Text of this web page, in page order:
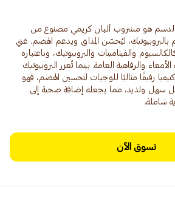
الدسم هو مشروب ألبان كريمي مصنوع من
ليُحسّن المذاق ويدعم الهضم. غني
والفيتامينات والبروبيوتيك، وباعتباره
والرفاهية العامة. بينما تُعزز البروبيوتيك
رفيقًا مثاليًا للوجبات لتحسين الهضم، فهو
سهل ولذيذ، مما يجعله إضافة صحية إلى
شاملة.
تسوق الآن